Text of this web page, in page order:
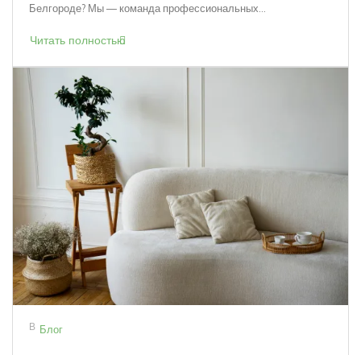
Белгороде? Мы — команда профессиональных...
Читать полностью
В Блог